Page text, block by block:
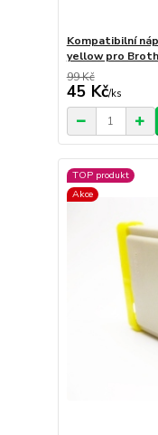
Kompatibilní
yellow pro
99 Kč
45 Kč/ks
TOP produkt
Akce